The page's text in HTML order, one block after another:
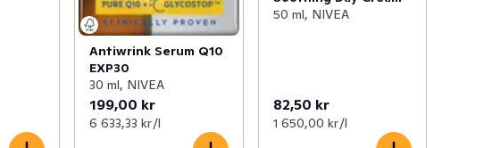
Antiwrink Serum Q10
EXP30
30 ml, NIVEA
199,00 kr
6 633,33 kr /l
50 ml, NIVEA
82,50 kr
1 650,00 kr /l